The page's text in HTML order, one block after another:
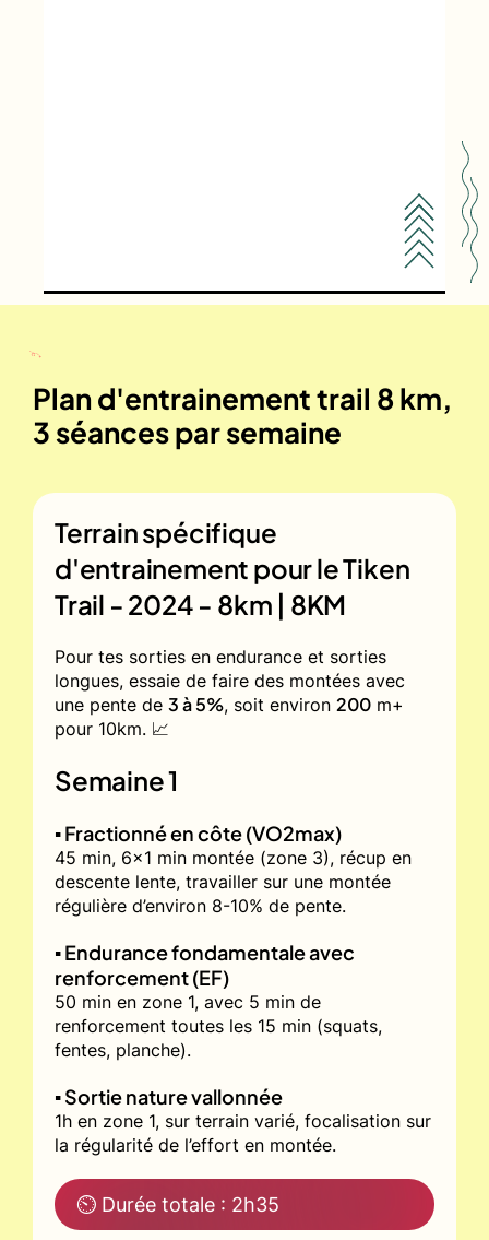
Plan d'entrainement trail 8 km,
3 séances par semaine
Terrain spécifique
d'entrainement pour leTiken
Trail - 2024 - 8km | 8KM
Pour tes sorties en endurance et sorties
longues, essaie de faire des montées avec
une pente de 3 à 5%, soit environ 200 m+
pour 10km. 📈
Semaine 1
▪️ Fractionné en côte (VO2max)
45 min, 6x1 min montée (zone 3), récup en
descente lente, travailler sur une montée
régulière d’environ 8-10% de pente.
▪️ Endurance fondamentale avec
renforcement (EF)
50 min en zone 1, avec 5 min de
renforcement toutes les 15 min (squats,
fentes, planche).
▪️ Sortie nature vallonnée
1h en zone 1, sur terrain varié, focalisation sur
la régularité de l’effort en montée.
⏲ Durée totale : 2h35